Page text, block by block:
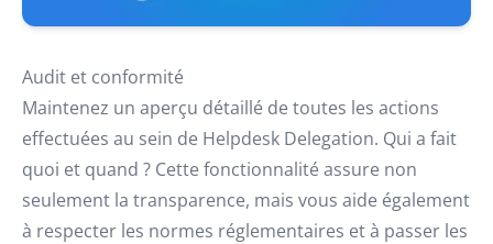
Audit et conformité
Maintenez un aperçu détaillé de toutes les actions
effectuées au sein de Helpdesk Delegation. Qui a fait
quoi et quand ? Cette fonctionnalité assure non
seulement la transparence, mais vous aide également
à respecter les normes réglementaires et à passer les